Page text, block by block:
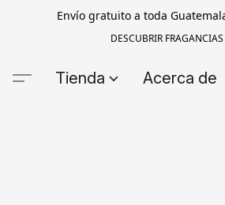
Envío gratuito a toda
DESCUBRIR FRAGANCIAS
Tienda Acerca de